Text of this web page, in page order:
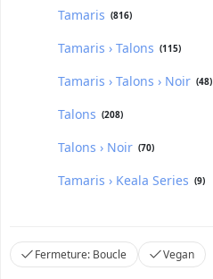
Tamaris (816)
Tamaris › Talons (115)
Tamaris › Talons › Noir (48)
Talons (208)
Talons › Noir (70)
Tamaris › Keala Series (9)
Fermeture: Boucle Vegan